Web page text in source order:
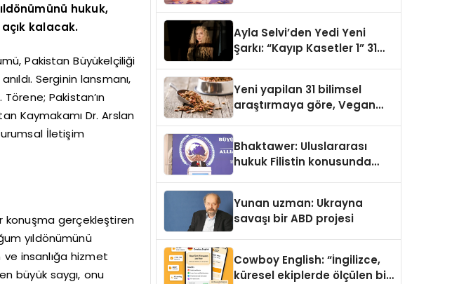
hukuk,
kalacak.
Pakistan Büyükelçiliği
Serginin lansmanı,
Pakistan’ın
Kaymakamı Dr. Arslan
İletişim
konuşma gerçekleştiren
yıldönümünü
ve insanlığa hizmet
büyük saygı, onu
Ayla Selvi’den Yedi Yeni
Şarkı: “Kayıp Kasetler 1” 31
Yeni yapilan 31 bilimsel
araştırmaya göre, Vegan
Sindirildiğini Ortaya Koydu
Bhaktawer: Uluslararası
hukuk Filistin konusunda
Yunan uzman: Ukrayna
savaşı bir ABD projesi
Cowboy English: “İngilizce,
küresel ekiplerde ölçülen bir